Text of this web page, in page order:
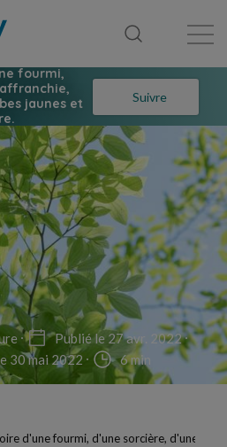
fourmi,
jaunes et
Suivre
Publié le 27 avr. 2022
30 mai 2022
6 min
d'une fourmi, d'une sorcière, d'une